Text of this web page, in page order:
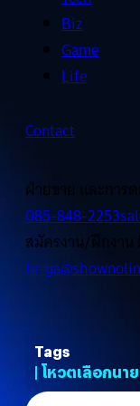
Biz
Game
Life
Contact
ฝ่ายขาย และการ
085-848-2253
สมัครงาน/ฝึกงา
hr-
Tags
| โหวตเลือกนา